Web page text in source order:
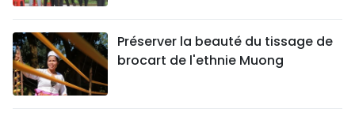
Préserver la beauté du tissage de
brocart de l'ethnie Muong